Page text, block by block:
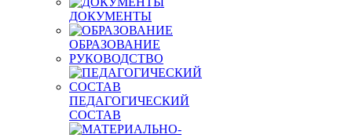
ДОКУМЕНТЫ
ОБРАЗОВАНИЕ
РУКОВОДСТВО
ПЕДАГОГИЧЕСКИЙ
СОСТАВ